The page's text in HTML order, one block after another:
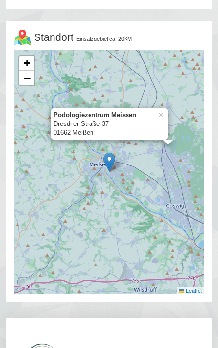
Standort Einsatzgebiet ca. 20KM
Podologiezentrum Meissen
Dresdner Straße 37
01662 Meißen
×
+
−
Leaflet